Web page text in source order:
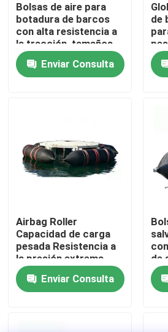
Productos
Videos
Control de Calidad
Bolsas de aire de caucho
Bolsas de aire de rescate
Bolsas de aire para
botadura de barcos
con alta resistencia a
la tracción, tamaños
personalizados
disponibles, estables
bajo cargas pesadas
Enviar Consulta
de
Airbag Roller
Capacidad de carga
pesada Resistencia a
la presión extrema
Estructura de caucho
reforzadaEnviar Consulta
de